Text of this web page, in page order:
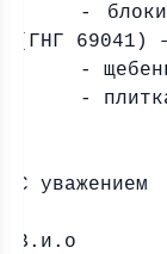
-
(ГНГ 69041)
-
-
С уважением
В.и.о